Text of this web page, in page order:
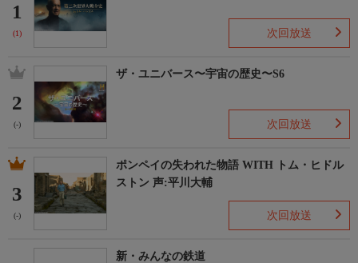
1
(1) 次回放送
2
(-)
ザ・ユニバース〜宇宙の歴史〜S6
次回放送
3
(-)
ポンペイの失われた物語 WITH トム・ヒドル
ストン 声:平川大輔
次回放送
新・みんなの鉄道